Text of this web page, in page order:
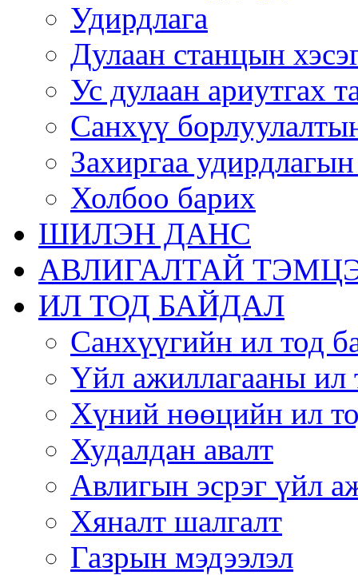
Удирдлага
Дулаан станцын
Ус дулаан ариутгах
Санхүү
Захиргаа удирдлагын
Холбоо барих
ШИЛЭН ДАНС
АВЛИГАЛТАЙ
ИЛ ТОД БАЙДАЛ
Санхүүгийн ил тод
Үйл ажиллагааны ил
Хүний нөөцийн ил
Худалдан авалт
Авлигын эсрэг үйл
Хяналт шалгалт
Газрын мэдээлэл